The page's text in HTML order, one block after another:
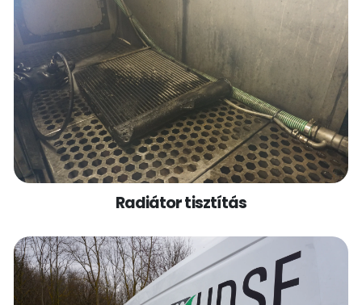
Radiátor tisztítás